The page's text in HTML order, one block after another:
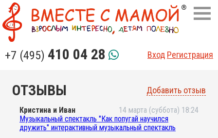
+7 (495) 410 04 28 Вход Регистрация
ОТЗЫВЫ Добавить отзыв
Кристина и Иван
14 марта (суббота) 18:24
Музыкальный спектакль "Как попугай научился
дружить" интерактивный музыкальный спектакль